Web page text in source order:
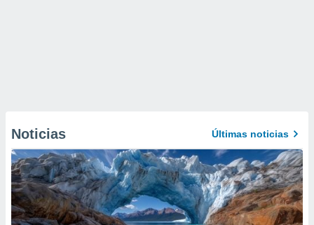
Noticias Últimas noticias